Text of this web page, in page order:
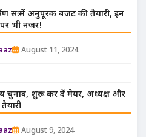
सत्र में अनुपूरक बजट की तैयारी, इन
भी नजर!
August 11, 2024
चुनाव, शुरू कर दें मेयर, अध्यक्ष और
August 9, 2024